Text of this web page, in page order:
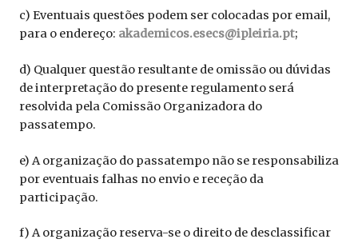
c) Eventuais questões podem ser colocadas por email,
para o endereço: akademicos.esecs@ipleiria.pt;
d) Qualquer questão resultante de omissão ou dúvidas
de interpretação do presente regulamento será
resolvida pela Comissão Organizadora do
passatempo.
e) A organização do passatempo não se responsabiliza
por eventuais falhas no envio e receção da
participação.
f) A organização reserva-se o direito de desclassificar